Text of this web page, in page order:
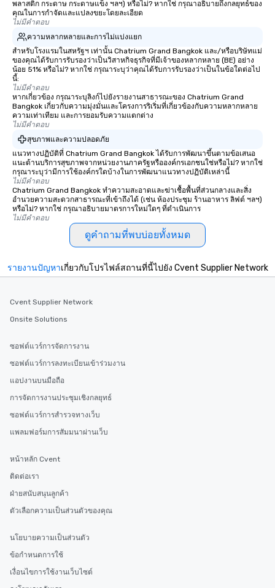
พลาสติก กระดาษ กระดาษแข็ง ฯลฯ) หรือไม่? หากใช่ กรุณาอธิบายถึงกลยุทธ์ของ
คุณในการกำจัดและแปลงขยะโดยละเอียด
ไม่มีคำตอบ
ความหลากหลายและการไม่แบ่งแยก
สำหรับโรงแรมในสหรัฐฯ เท่านั้น Chatrium Grand Bangkok และ/หรือบริษัทแม่
ของคุณได้รับการรับรองว่าเป็นวิสาหกิจธุรกิจที่มีเจ้าของหลากหลาย (BE) อย่าง
น้อย 51% หรือไม่? หากใช่ กรุณาระบุว่าคุณได้รับการรับรองว่าเป็นในข้อใดต่อไป
นี้:
ไม่มีคำตอบ
หากเกี่ยวข้อง กรุณาระบุลิงก์ไปยังรายงานสาธารณะของ Chatrium Grand
Bangkok เกี่ยวกับความมุ่งมั่นและโครงการริเริ่มที่เกี่ยวข้องกับความหลากหลาย
ความเท่าเทียม และการยอมรับความแตกต่าง
ไม่มีคำตอบ
สุขภาพและความปลอดภัย
แนวทางปฏิบัติที่ Chatrium Grand Bangkok ได้รับการพัฒนาขึ้นตามข้อเสนอ
แนะด้านบริการสุขภาพจากหน่วยงานภาครัฐหรือองค์กรเอกชนใช่หรือไม่? หากใช่
กรุณาระบุว่ามีการใช้องค์กรใดบ้างในการพัฒนาแนวทางปฏิบัติเหล่านี้
ไม่มีคำตอบ
Chatrium Grand Bangkok ทำความสะอาดและฆ่าเชื้อพื้นที่ส่วนกลางและสิ่ง
อำนวยความสะดวกสาธารณะที่เข้าถึงได้ (เช่น ห้องประชุม ร้านอาหาร ลิฟต์ ฯลฯ)
หรือไม่? หากใช่ กรุณาอธิบายมาตรการใหม่ใดๆ ที่ดำเนินการ
ไม่มีคำตอบ
ดูคำถามที่พบบ่อยทั้งหมด
รายงานปัญหาเกี่ยวกับโปรไฟล์สถานที่นี้ไปยัง Cvent Supplier Network
Cvent Supplier Network
Onsite Solutions
ซอฟต์แวร์การจัดการงาน
ซอฟต์แวร์การลงทะเบียนเข้าร่วมงาน
แอปงานบนมือถือ
การจัดการงานประชุมเชิงกลยุทธ์
ซอฟต์แวร์การสำรวจทางเว็บ
แพลมฟอร์มการสัมมนาผ่านเว็บ
หน้าหลัก Cvent
ติดต่อเรา
ฝ่ายสนับสนุนลูกค้า
ตัวเลือกความเป็นส่วนตัวของคุณ
นโยบายความเป็นส่วนตัว
ข้อกำหนดการใช้
เงื่อนไขการใช้งานเว็บไซต์